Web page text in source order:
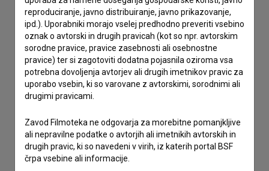
reproduciranje, javno distribuiranje, javno prikazovanje,
ipd.). Uporabniki morajo vselej predhodno preveriti vsebino
oznak o avtorski in drugih pravicah (kot so npr. avtorskim
sorodne pravice, pravice zasebnosti ali osebnostne
pravice) ter si zagotoviti dodatna pojasnila oziroma vsa
potrebna dovoljenja avtorjev ali drugih imetnikov pravic za
uporabo vsebin, ki so varovane z avtorskimi, sorodnimi ali
drugimi pravicami.
Zavod Filmoteka ne odgovarja za morebitne pomanjkljive
ali nepravilne podatke o avtorjih ali imetnikih avtorskih in
drugih pravic, ki so navedeni v virih, iz katerih portal BSF
črpa vsebine ali informacije.